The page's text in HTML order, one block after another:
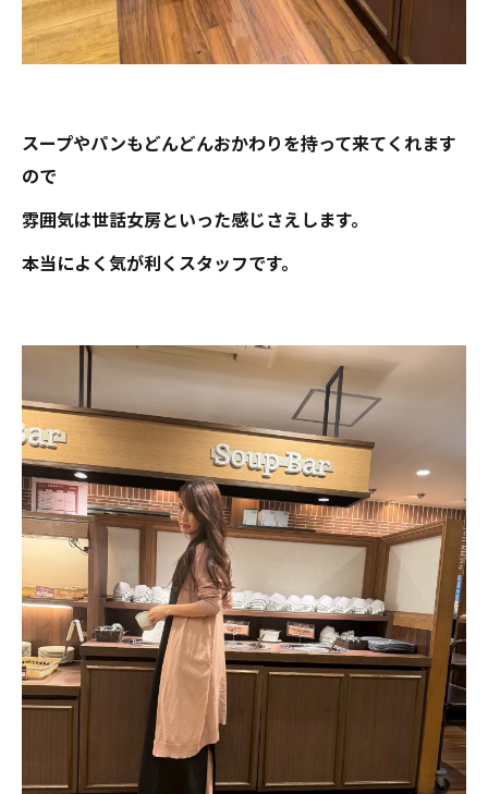
スープやパンもどんどんおかわりを持って来てくれます
ので
雰囲気は世話女房といった感じさえします。
本当によく気が利くスタッフです。